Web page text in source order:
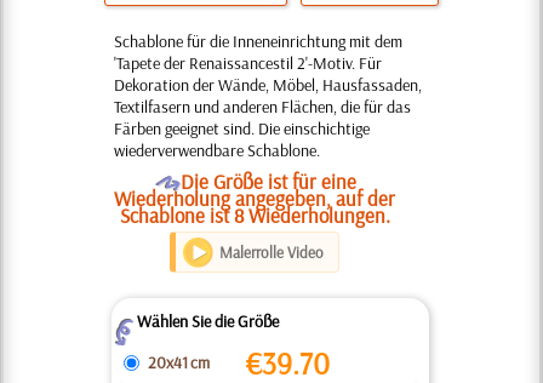
Schablone für die Inneneinrichtung mit dem
'Tapete der Renaissancestil 2'-Motiv. Für
Dekoration der Wände, Möbel, Hausfassaden,
Textilfasern und anderen Flächen, die für das
Färben geeignet sind. Die einschichtige
wiederverwendbare Schablone.
ODie Größe ist für eine
Wiederholung angegeben, auf der
Schablone ist 8 Wiederholungen.
Malerrolle Video
ZWählen Sie die Größe
20x41 cm
€39.70